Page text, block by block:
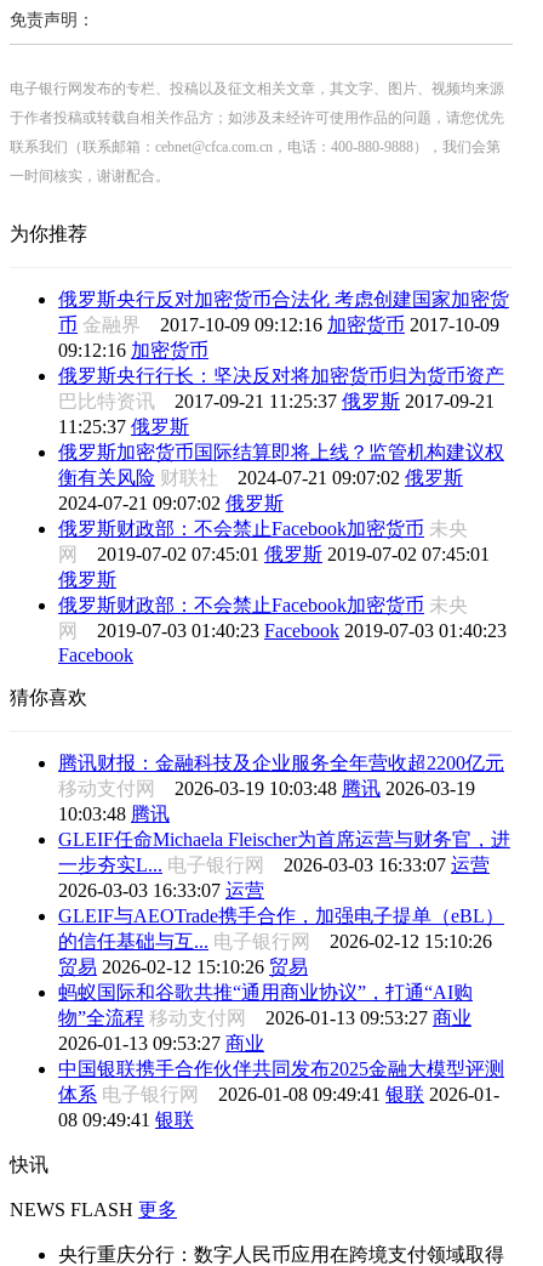
免责声明：
电子银行网发布的专栏、投稿以及征文相关文章，其文字、图片、视频均来源
于作者投稿或转载自相关作品方；如涉及未经许可使用作品的问题，请您优先
联系我们（联系邮箱：cebnet@cfca.com.cn，电话：400-880-9888），我们会第
一时间核实，谢谢配合。
为你推荐
俄罗斯央行反对加密货币合法化 考虑创建国家加密货
币 金融界 2017-10-09 09:12:16 加密货币 2017-10-09
09:12:16 加密货币
俄罗斯央行行长：坚决反对将加密货币归为货币资产
巴比特资讯 2017-09-21 11:25:37 俄罗斯 2017-09-21
11:25:37 俄罗斯
俄罗斯加密货币国际结算即将上线？监管机构建议权
衡有关风险 财联社 2024-07-21 09:07:02 俄罗斯
2024-07-21 09:07:02 俄罗斯
俄罗斯财政部：不会禁止Facebook加密货币 未央
网 2019-07-02 07:45:01 俄罗斯 2019-07-02 07:45:01
俄罗斯
俄罗斯财政部：不会禁止Facebook加密货币 未央
网 2019-07-03 01:40:23 Facebook 2019-07-03 01:40:23
Facebook
猜你喜欢
腾讯财报：金融科技及企业服务全年营收超2200亿元
移动支付网 2026-03-19 10:03:48 腾讯 2026-03-19
10:03:48 腾讯
GLEIF任命Michaela Fleischer为首席运营与财务官，进
一步夯实L... 电子银行网 2026-03-03 16:33:07 运营
2026-03-03 16:33:07 运营
GLEIF与AEOTrade携手合作，加强电子提单（eBL）
的信任基础与互... 电子银行网 2026-02-12 15:10:26
贸易 2026-02-12 15:10:26 贸易
蚂蚁国际和谷歌共推“通用商业协议”，打通“AI购
物”全流程 移动支付网 2026-01-13 09:53:27 商业
2026-01-13 09:53:27 商业
中国银联携手合作伙伴共同发布2025金融大模型评测
体系 电子银行网 2026-01-08 09:49:41 银联 2026-01-
08 09:49:41 银联
快讯
NEWS FLASH 更多
央行重庆分行：数字人民币应用在跨境支付领域取得